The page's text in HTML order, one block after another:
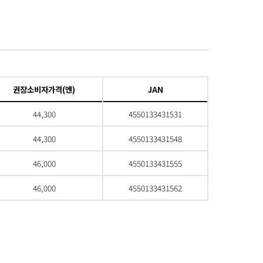
권장소비자가격(엔) JAN
44,300 4550133431531
44,300 4550133431548
46,000 4550133431555
46,000
4550133431562